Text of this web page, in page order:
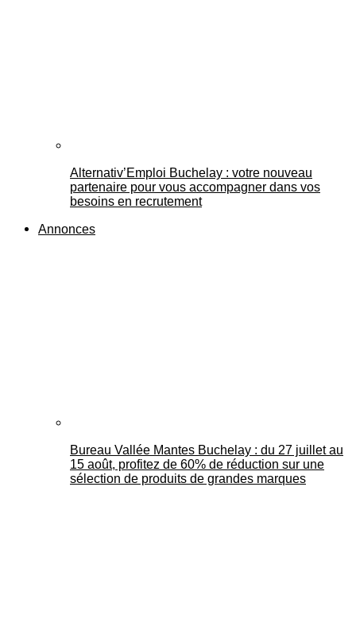
Alternativ’Emploi Buchelay : votre nouveau
partenaire pour vous accompagner dans vos
besoins en recrutement
Annonces
Bureau Vallée Mantes Buchelay : du 27 juillet au
15 août, profitez de 60% de réduction sur une
sélection de produits de grandes marques